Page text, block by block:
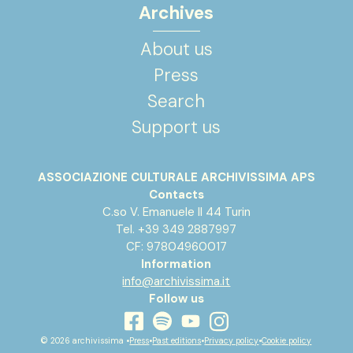
Archives
About us
Press
Search
Support us
ASSOCIAZIONE CULTURALE ARCHIVISSIMA APS
Contacts
C.so V. Emanuele II 44 Turin
Tel. +39 349 2887997
CF: 97804960017
Information
info@archivissima.it
Follow us
facebook
spotifyyoutubeinstagram
© 2026 archivissima •Press•Past editions•Privacy policy•Cookie policy